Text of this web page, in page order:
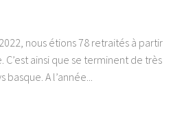
nous étions 78 retraités à partir
C’est ainsi que se terminent de très
A l’année...